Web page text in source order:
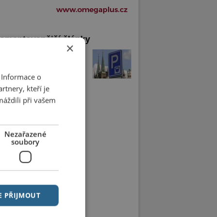
články
×
o
kteří je
při vašem
Nezařazené
soubory
PŘIJMOUT